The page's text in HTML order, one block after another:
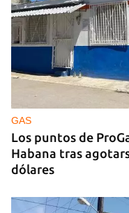
PODCAST
Cafecito
GAS
Los puntos de
Habana tras
dólares